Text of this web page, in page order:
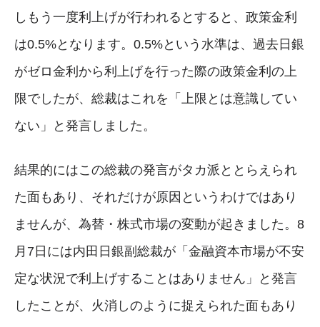
しもう一度利上げが行われるとすると、政策金利
は0.5%となります。0.5%という水準は、過去日銀
がゼロ金利から利上げを行った際の政策金利の上
限でしたが、総裁はこれを「上限とは意識してい
ない」と発言しました。
結果的にはこの総裁の発言がタカ派ととらえられ
た面もあり、それだけが原因というわけではあり
ませんが、為替・株式市場の変動が起きました。8
月7日には内田日銀副総裁が「金融資本市場が不安
定な状況で利上げすることはありません」と発言
したことが、火消しのように捉えられた面もあり